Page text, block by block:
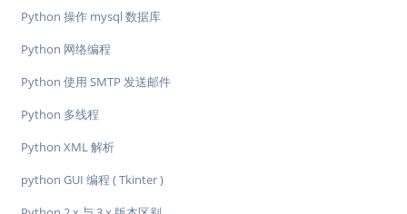
Python 操作 mysql 数据库
Python 网络编程
Python 使用 SMTP 发送邮件
Python 多线程
Python XML 解析
python GUI 编程 ( Tkinter )